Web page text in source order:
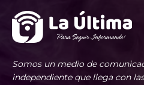
Somos un medio de
independiente que llega con